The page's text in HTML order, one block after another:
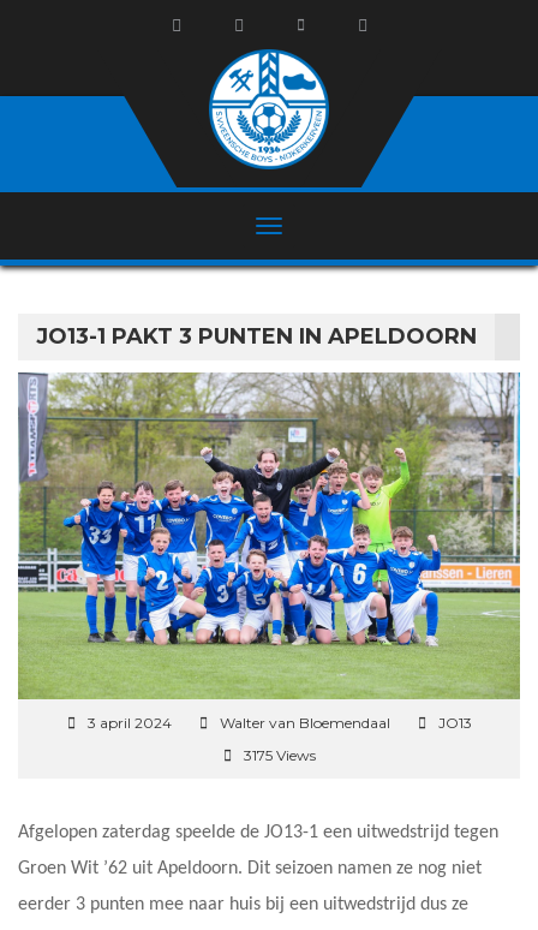
JO13-1 PAKT 3 PUNTEN IN APELDOORN
3 april 2024 Walter van Bloemendaal
JO13
3175 Views
Afgelopen zaterdag speelde de JO13-1 een uitwedstrijd tegen
Groen Wit ’62 uit Apeldoorn. Dit seizoen namen ze nog niet
eerder 3 punten mee naar huis bij een uitwedstrijd dus ze